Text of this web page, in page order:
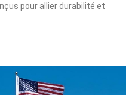
pour allier durabilité et